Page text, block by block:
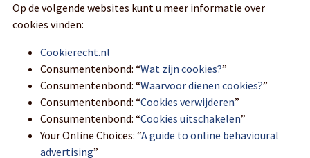
Op de volgende websites kunt u meer informatie over
cookies vinden:
Cookierecht.nl
Consumentenbond: “Wat zijn cookies?”
Consumentenbond: “Waarvoor dienen cookies?”
Consumentenbond: “Cookies verwijderen”
Consumentenbond: “Cookies uitschakelen”
Your Online Choices: “A guide to online behavioural
advertising”